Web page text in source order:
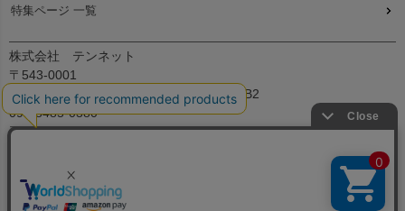
特集ページ 一覧
株式会社 テンネット
〒543-0001
大阪府大阪市天王寺区上本町7丁目2-23-5B2
090-8485-0380
平日：9:30～12:00、13:00～17:00